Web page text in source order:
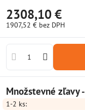
2308,10 €
1907,52 € bez DPH
Množstevné zľavy
1-2 ks: